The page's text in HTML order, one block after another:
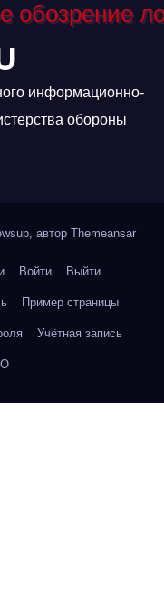
информационно-
обороны
автор Themeansar
Войти Выйти
Пример страницы
Учётная запись